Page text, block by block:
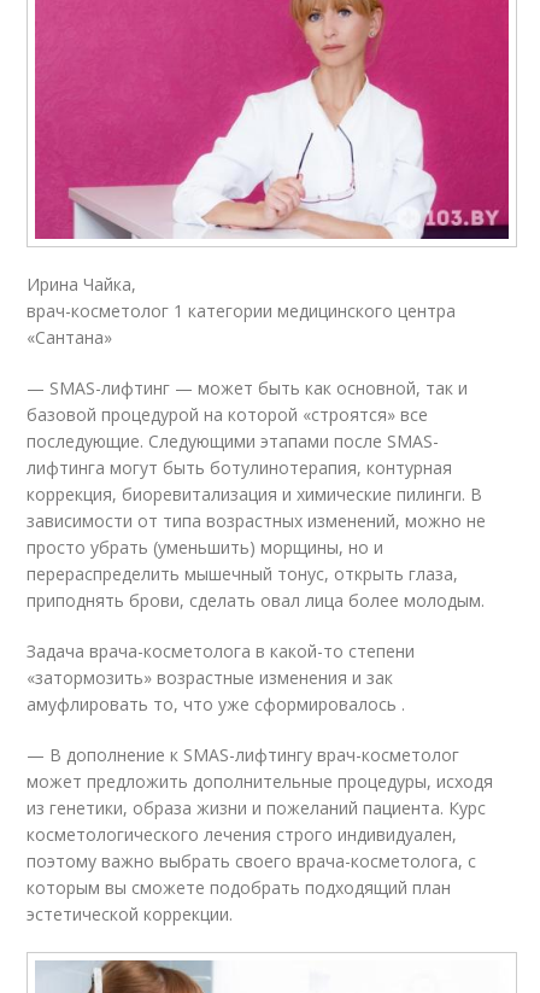
Ирина Чайка,
врач-косметолог 1 категории медицинского центра
«Сантана»
— SMAS-лифтинг — может быть как основной, так и
базовой процедурой на которой «строятся» все
последующие. Следующими этапами после SMAS-
лифтинга могут быть ботулинотерапия, контурная
коррекция, биоревитализация и химические пилинги. В
зависимости от типа возрастных изменений, можно не
просто убрать (уменьшить) морщины, но и
перераспределить мышечный тонус, открыть глаза,
приподнять брови, сделать овал лица более молодым.
Задача врача-косметолога в какой-то степени
«затормозить» возрастные изменения и зак
амуфлировать то, что уже сформировалось .
— В дополнение к SMAS-лифтингу врач-косметолог
может предложить дополнительные процедуры, исходя
из генетики, образа жизни и пожеланий пациента. Курс
косметологического лечения строго индивидуален,
поэтому важно выбрать своего врача-косметолога, с
которым вы сможете подобрать подходящий план
эстетической коррекции.